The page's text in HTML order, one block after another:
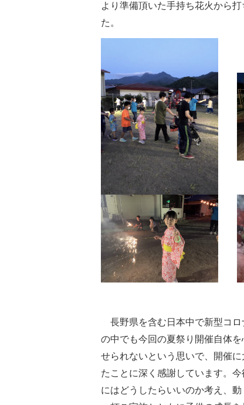
より準備頂いた手持ち花火から
た。
長野県を含む日本中で新型コロ
の中でも今回の夏祭り開催自体
せられないという思いで、開催
たことに深く感謝しています。
にはどうしたらいいのか考え、